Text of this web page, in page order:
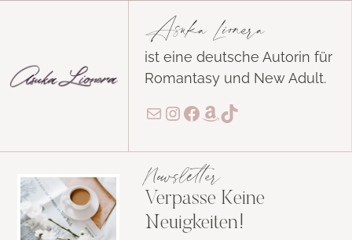
Asuka Lionera
ist eine deutsche Autorin für
Romantasy und New Adult.
E-MailInstagram
Facebook
Amazon
TikTok
Newsletter
Verpasse Keine
Neuigkeiten!